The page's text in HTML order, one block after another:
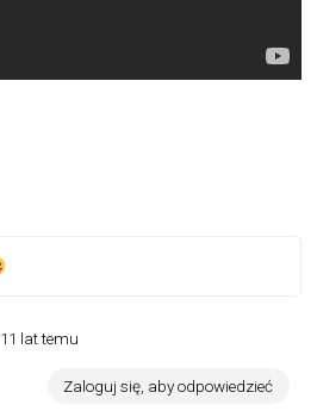
11 lat temu
Zaloguj się, aby odpowiedzieć